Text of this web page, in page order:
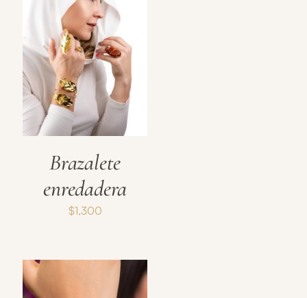
Brazalete
enredadera
$1,300